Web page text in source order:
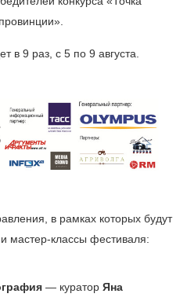
в 9 раз, с 5 по 9 августа.
в рамках которых будут
мастер-классы фестиваля:
— куратор Яна